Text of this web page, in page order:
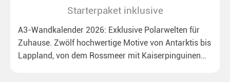
Starterpaket inklusive
A3-Wandkalender 2026: Exklusive Polarwelten für
Zuhause. Zwölf hochwertige Motive von Antarktis bis
Lappland, von dem Rossmeer mit Kaiserpinguinen